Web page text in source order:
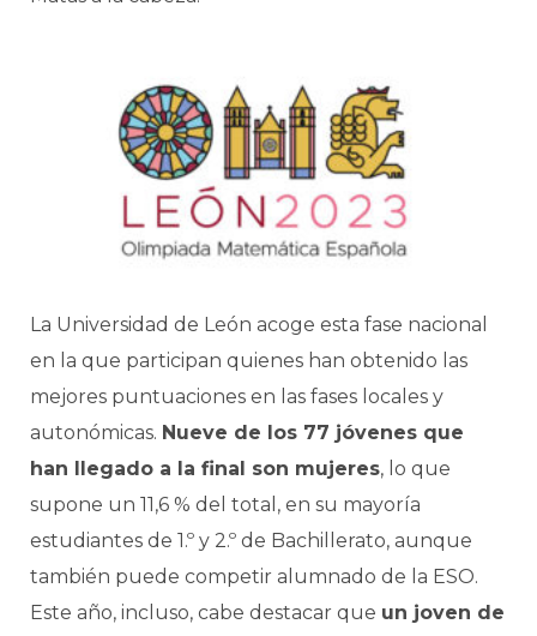
La Universidad de León acoge esta fase nacional
en la que participan quienes han obtenido las
mejores puntuaciones en las fases locales y
autonómicas. Nueve de los 77 jóvenes que
han llegado a la final son mujeres, lo que
supone un 11,6 % del total, en su mayoría
estudiantes de 1.º y 2.º de Bachillerato, aunque
también puede competir alumnado de la ESO.
Este año, incluso, cabe destacar que un joven de